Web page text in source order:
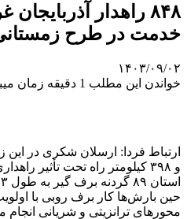
۸۴۸ راهدار
خدمت در طرح
۱۴۰۳/۰۹/۰۲
خواندن این مطلب 1 دقیقه زمان میبرد
و ۳۹۸ کیلومتر راه تحت تأثیر
حین بارش‌ها کار برف روبی با
محورهای ترانزیتی و شریانی